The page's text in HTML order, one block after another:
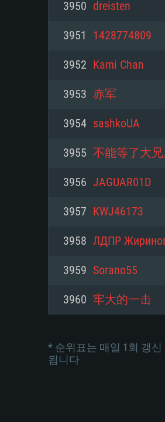
최소사양
운영체제:
프로세서: 2.2
메모리: 4GB
그래픽 카드:
해상도: 720p
네트워크: 브로드
여유 저장 공간:
최소사양
운영체제: Mac OS
프로세서: 최소
(Mac), 혹은 이와
의 AMD/Nvidia.
네트워크: 브로드
여유 저장 공간:
최소사양
운영체제: 64bit
프로세서: 2.4 GHz
메모리: 4 GB
그래픽 카드:
와 동급의 성능
지원하는 AMD
3950 dreisten
3951 1428774809
3952 Kami Chan
3953 赤军
3954 sashkoUA
3955 不能等了大兄
3956 JAGUAR01D
3957 KWJ46173
3958 ЛДПР
3959 Sorano55
3960 牢大的一击
* 순위표는 매일 1회 갱신
됩니다